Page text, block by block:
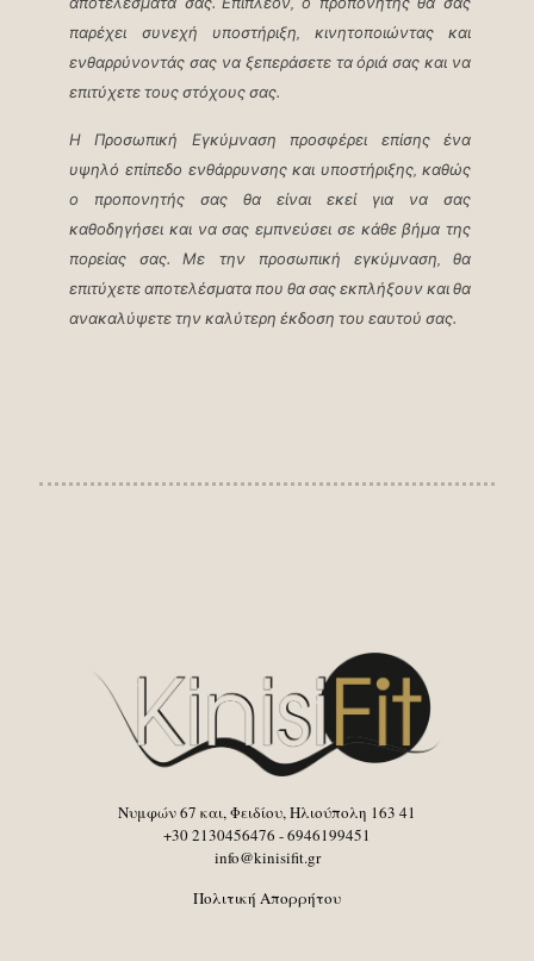
παρέχει συνεχή υποστήριξη, κινητοποιώντας και
ενθαρρύνοντάς σας να ξεπεράσετε τα όριά σας και να
επιτύχετε τους στόχους σας.
Η Προσωπική Εγκύμναση προσφέρει επίσης ένα
υψηλό επίπεδο ενθάρρυνσης και υποστήριξης, καθώς
ο προπονητής σας θα είναι εκεί για να σας
καθοδηγήσει και να σας εμπνεύσει σε κάθε βήμα της
πορείας σας. Με την προσωπική εγκύμναση, θα
επιτύχετε αποτελέσματα που θα σας εκπλήξουν και θα
ανακαλύψετε την καλύτερη έκδοση του εαυτού σας.
Νυμφών 67 και, Φειδίου, Ηλιούπολη 163 41
+30 2130456476 - 6946199451
info@kinisifit.gr
Πολιτική Απορρήτου